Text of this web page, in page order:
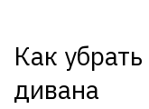
Как
дивана